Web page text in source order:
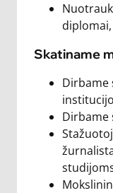
Skatiname
Dirbame
Dirbame